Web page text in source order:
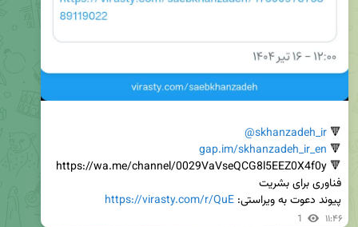
🔻
@skhanzadeh_ir
🔻
gap.im/skhanzadeh_ir_en
پیوند دعوت به ویراستی: https://virasty.com/r/QuE
1 ۱۱:۴۶